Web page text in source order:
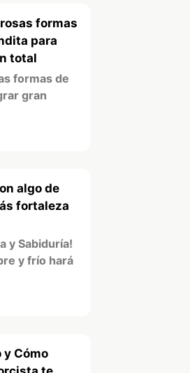
formas
para
total
formas de
gran
algo de
fortaleza
y Sabiduría!
y frío hará
y Cómo